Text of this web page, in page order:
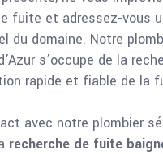
fuite et adressez-vous
du domaine. Notre
s’occupe de la
rapide et fiable de la
avec notre plombier
recherche de fuite